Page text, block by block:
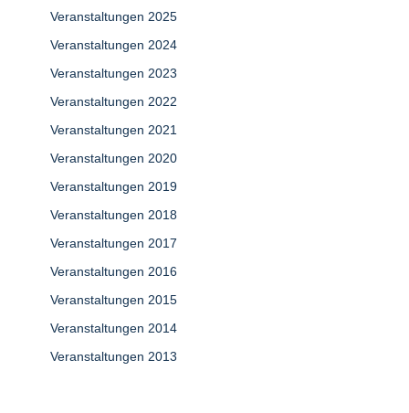
Veranstaltungen 2025
Veranstaltungen 2024
Veranstaltungen 2023
Veranstaltungen 2022
Veranstaltungen 2021
Veranstaltungen 2020
Veranstaltungen 2019
Veranstaltungen 2018
Veranstaltungen 2017
Veranstaltungen 2016
Veranstaltungen 2015
Veranstaltungen 2014
Veranstaltungen 2013